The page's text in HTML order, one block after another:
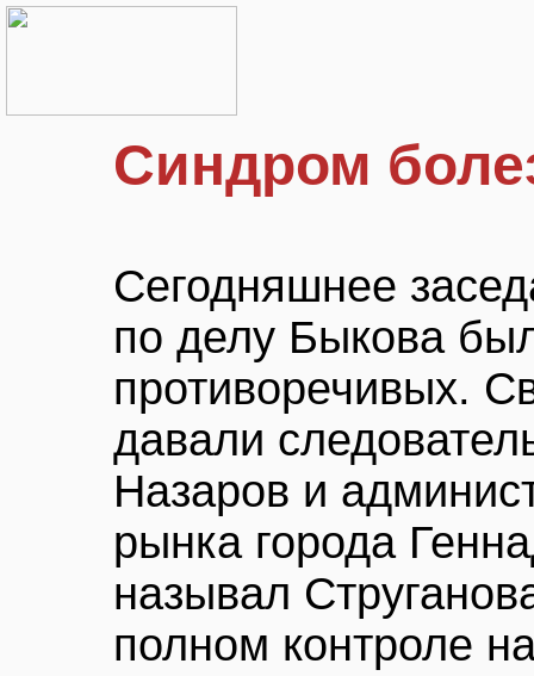
Синдром
Сегодняшнее
по делу Быкова
противоречивых.
давали
Назаров и
рынка города
называл
полном контроле